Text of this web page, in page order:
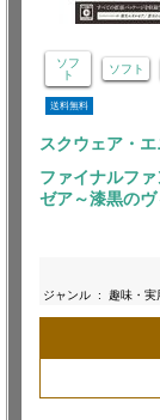
ソフ
ト
ソフト
送料無料
スクウェア・
ファイナルフ
ゼア～漆黒の
ジャンル : 趣味・実